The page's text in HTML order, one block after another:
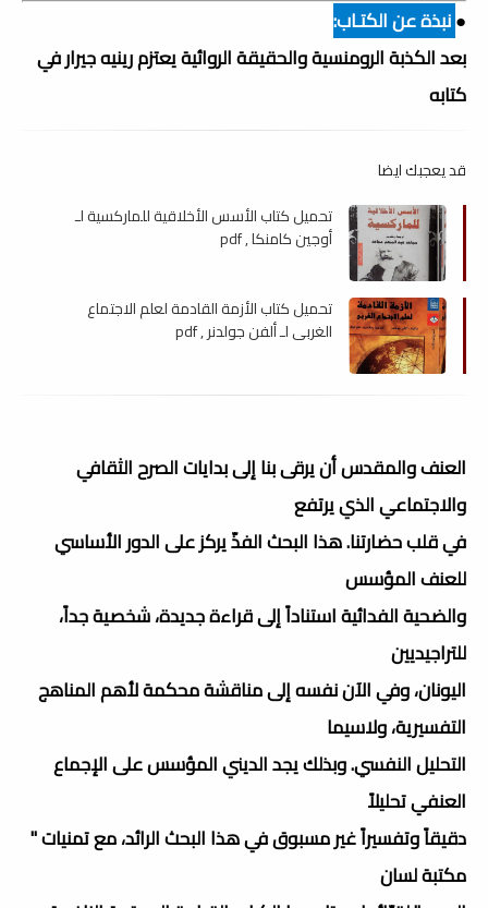
●نبذة عن الكتـاب:
بعد الكذبة الرومنسية والحقيقة الروائية يعتزم رينيه جيرار في
كتابه
قد يعجبك ايضا
تحميل كتاب الأسس الأخلاقية للماركسية لـ
أوجين كامنكا , pdf
تحميل كتاب الأزمة القادمة لعلم الاجتماع
الغربي لـ ألفن جولدنر , pdf
العنف والمقدس أن يرقى بنا إلى بدايات الصرح الثقافي
والاجتماعي الذي يرتفع
في قلب حضارتنا. هذا البحث الفذّ يركز على الدور الأساسي
للعنف المؤسس
والضحية الفدائية استناداً إلى قراءة جديدة، شخصية جداً،
للتراجيديين
اليونان، وفي الآن نفسه إلى مناقشة محكمة لأهم المناهج
التفسيرية، ولاسيما
التحليل النفسي. وبذلك يجد الديني المؤسس على الإجماع
العنفي تحليلاً
دقيقاً وتفسيراً غير مسبوق في هذا البحث الرائد، مع تمنيات "
مكتبة لسان